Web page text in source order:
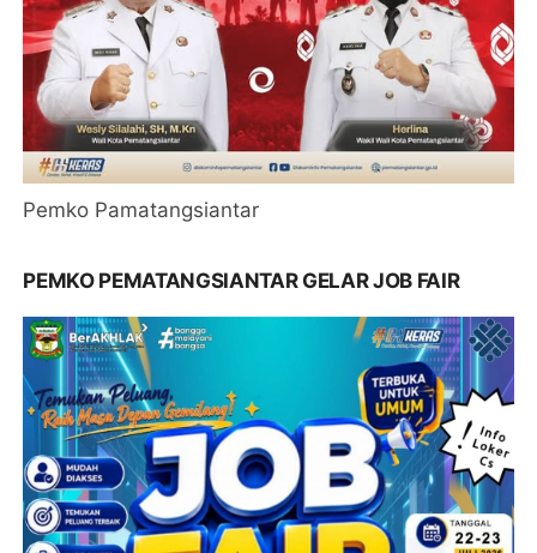
Pemko Pamatangsiantar
PEMKO PEMATANGSIANTAR GELAR JOB FAIR